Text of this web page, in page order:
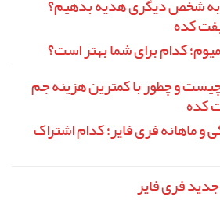
به شخص دیگری هدیه بدهیم؟
کده
کدام برای شما بهتر است؟
و چطور با کمترین هزینه جم
کده
ماهانه فری فایر؛ کدام اشتراک
فری فایر